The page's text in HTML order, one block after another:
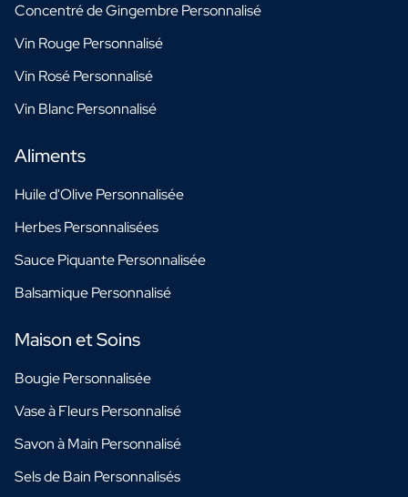
Concentré de Gingembre Personnalisé
Vin Rouge Personnalisé
Vin Rosé Personnalisé
Vin Blanc Personnalisé
Aliments
Huile d'Olive Personnalisée
Herbes Personnalisées
Sauce Piquante Personnalisée
Balsamique Personnalisé
Maison et Soins
Bougie Personnalisée
Vase à Fleurs Personnalisé
Savon à Main Personnalisé
Sels de Bain Personnalisés